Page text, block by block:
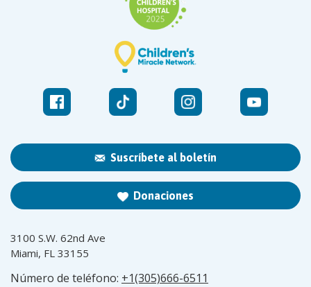
Suscríbete al boletín
Donaciones
3100 S.W. 62nd Ave
Miami, FL 33155
Número de teléfono: +1(305)666-6511